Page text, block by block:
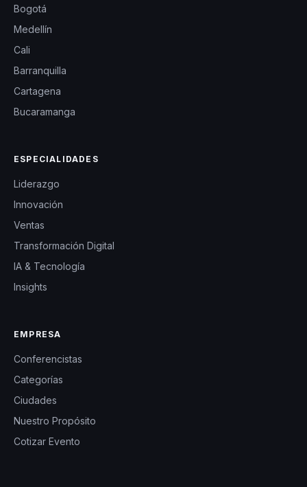
Bogotá
Medellín
Cali
Barranquilla
Cartagena
Bucaramanga
ESPECIALIDADES
Liderazgo
Innovación
Ventas
Transformación Digital
IA & Tecnología
Insights
EMPRESA
Conferencistas
Categorías
Ciudades
Nuestro Propósito
Cotizar Evento